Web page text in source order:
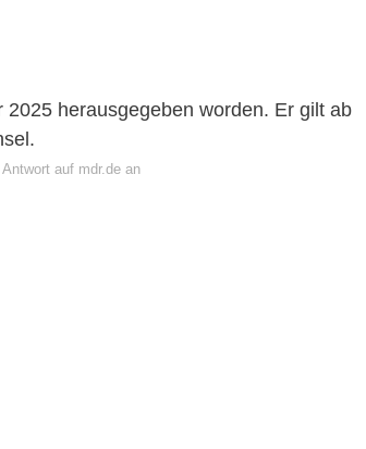
herausgegeben worden. Er gilt ab
auf mdr.de an